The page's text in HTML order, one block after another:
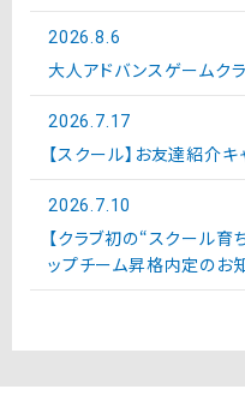
2026.8.6
大人アドバンスゲームク
2026.7.17
【スクール】お友達紹介
2026.7.10
【クラブ初の“スクール育
ップチーム昇格内定のお